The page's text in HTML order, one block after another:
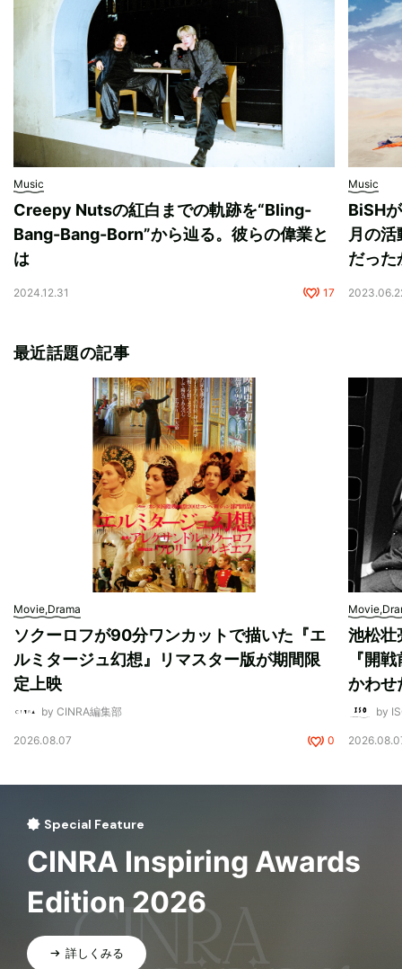
Music
Creepy Nutsの紅白までの軌跡を“Bling-
Bang-Bang-Born”から辿る。彼らの偉業と
は
2024.12.31 17
Music
BiSH
月の
だった
最近話題の記事
Movie,Drama
ソクーロフが90分ワンカットで描いた『エ
ルミタージュ幻想』リマスター版が期間限
定上映
by CINRA編集部
2026.08.07 0
池松壮
『開
かわせ
by
Special Feature
CINRA Inspiring Awards
Edition 2026
詳しくみる